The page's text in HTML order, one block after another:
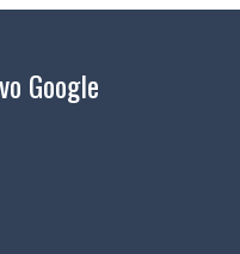
Google